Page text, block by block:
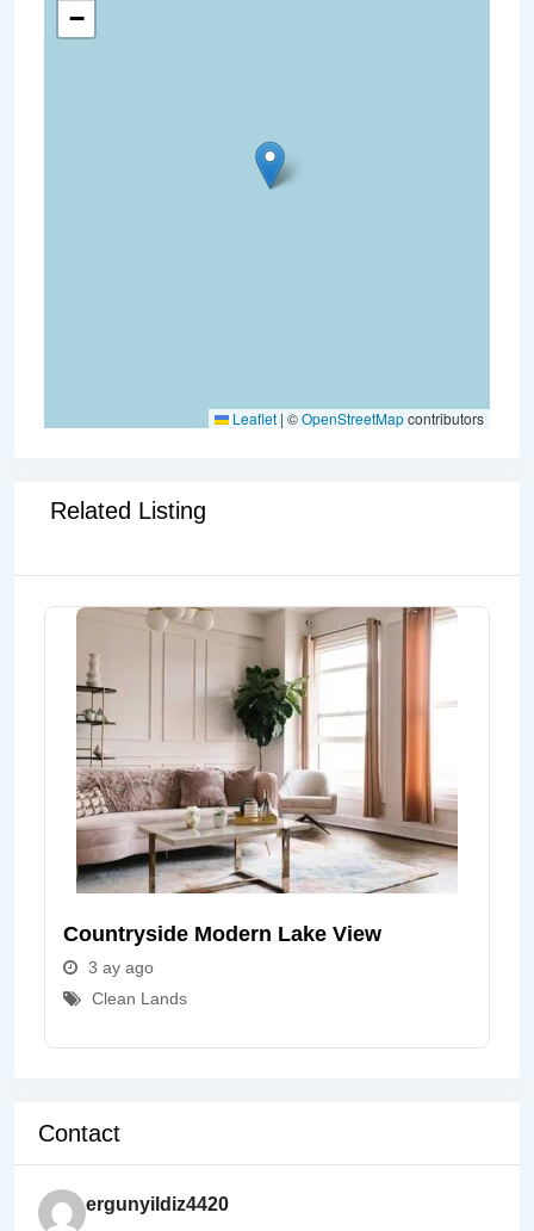
−
Leaflet | ©OpenStreetMapcontributors
Related Listing
Countryside Modern Lake View
3 ay ago
Clean Lands
Contact
ergunyildiz4420